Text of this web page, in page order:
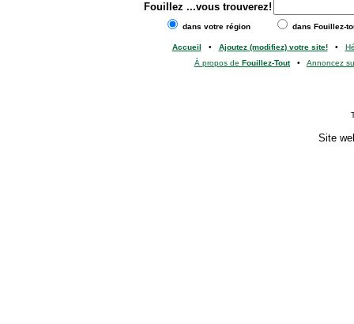
Fouillez ...vous trouverez!
dans votre région dans Fouillez-
Accueil • Ajoutez (modifiez) votre site!•
À propos de Fouillez-Tout• Annoncez
Site